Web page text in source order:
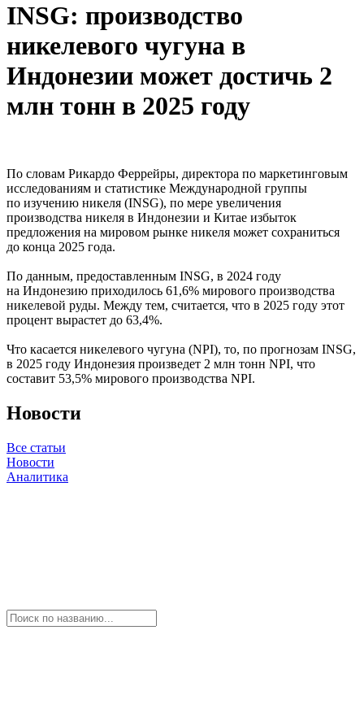
INSG: производство
никелевого чугуна в
Индонезии может достичь 2
млн тонн в 2025 году
По словам Рикардо Феррейры, директора по маркетинговым
исследованиям и статистике Международной группы
по изучению никеля (INSG), по мере увеличения
производства никеля в Индонезии и Китае избыток
предложения на мировом рынке никеля может сохраниться
до конца 2025 года.
По данным, предоставленным INSG, в 2024 году
на Индонезию приходилось 61,6% мирового производства
никелевой руды. Между тем, считается, что в 2025 году этот
процент вырастет до 63,4%.
Что касается никелевого чугуна (NPI), то, по прогнозам INSG,
в 2025 году Индонезия произведет 2 млн тонн NPI, что
составит 53,5% мирового производства NPI.
Новости
Все статьи
Новости
Аналитика